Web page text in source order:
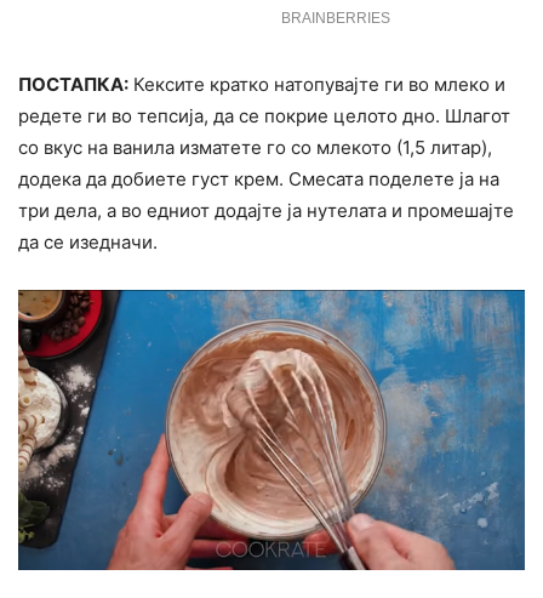
ПОСТАПКА: Кексите кратко натопувајте ги во млеко и
редете ги во тепсија, да се покрие целото дно. Шлагот
со вкус на ванила изматете го со млекото (1,5 литар),
додека да добиете густ крем. Смесата поделете ја на
три дела, а во едниот додајте ја нутелата и промешајте
да се изедначи.